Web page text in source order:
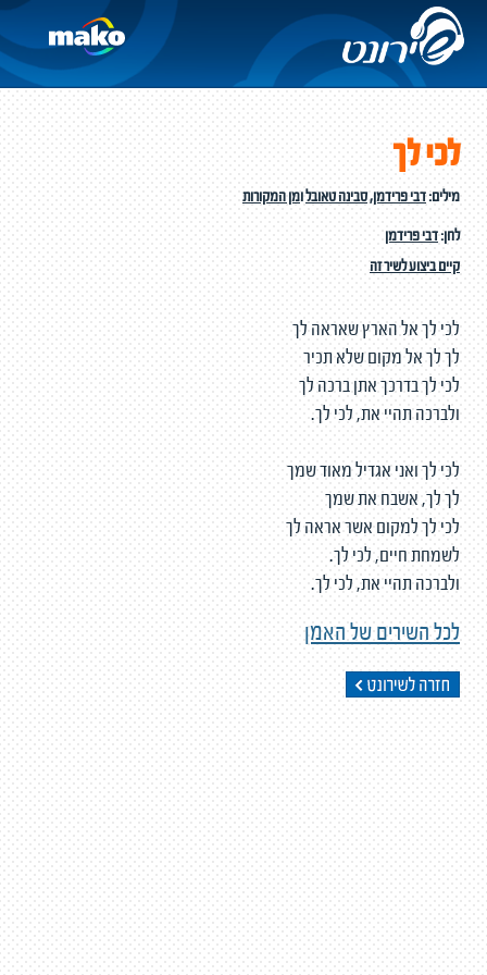
לכי לך
מילים:דבי פרידמן,סבינה טאובלומן המקורות
לחן:דבי פרידמן
קיים ביצוע לשיר זה
לכי לך אל הארץ שאראה לך
לך לך אל מקום שלא תכיר
לכי לך בדרכך אתן ברכה לך
ולברכה תהיי את, לכי לך.
לכי לך ואני אגדיל מאוד שמך
לך לך, אשבח את שמך
לכי לך למקום אשר אראה לך
לשמחת חיים, לכי לך.
ולברכה תהיי את, לכי לך.
לכל השירים של האמן